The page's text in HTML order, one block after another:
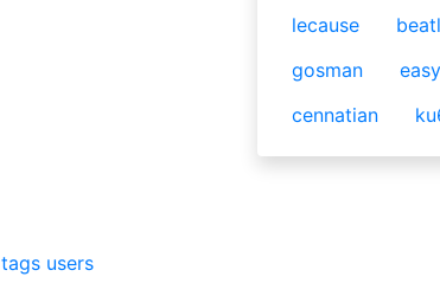
lecause
gosman
cennatian
tags users